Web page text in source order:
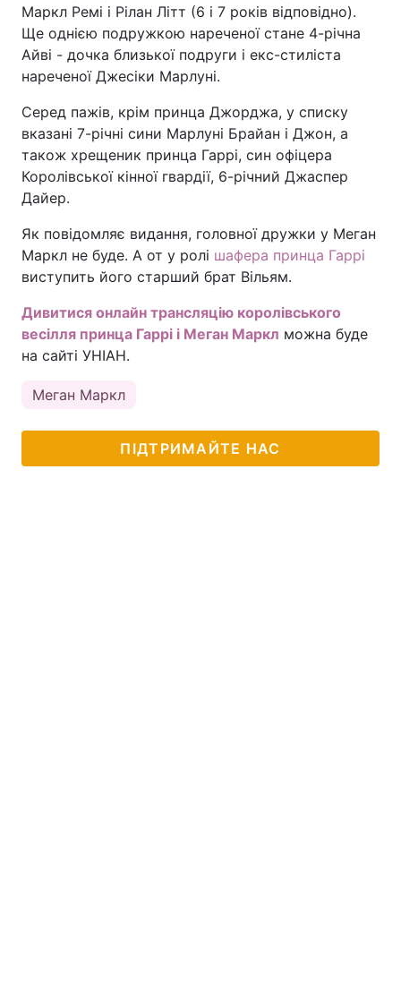
Маркл Ремі і Рілан Літт (6 і 7 років відповідно).
Ще однією подружкою нареченої стане 4-річна
Айві - дочка близької подруги і екс-стиліста
нареченої Джесіки Марлуні.
Серед пажів, крім принца Джорджа, у списку
вказані 7-річні сини Марлуні Брайан і Джон, а
також хрещеник принца Гаррі, син офіцера
Королівської кінної гвардії, 6-річний Джаспер
Дайер.
Як повідомляє видання, головної дружки у Меган
Маркл не буде. А от у ролі шафера принца Гаррі
виступить його старший брат Вільям.
Дивитися онлайн трансляцію королівського
весілля принца Гаррі і Меган Маркл можна буде
на сайті УНІАН.
Меган Маркл
ПІДТРИМАЙТЕ НАС